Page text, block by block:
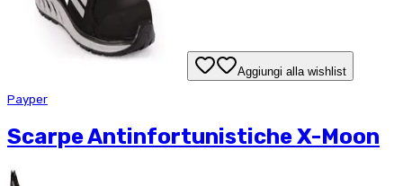
Aggiungi alla wishlist
Payper
Scarpe Antinfortunistiche X-Moon